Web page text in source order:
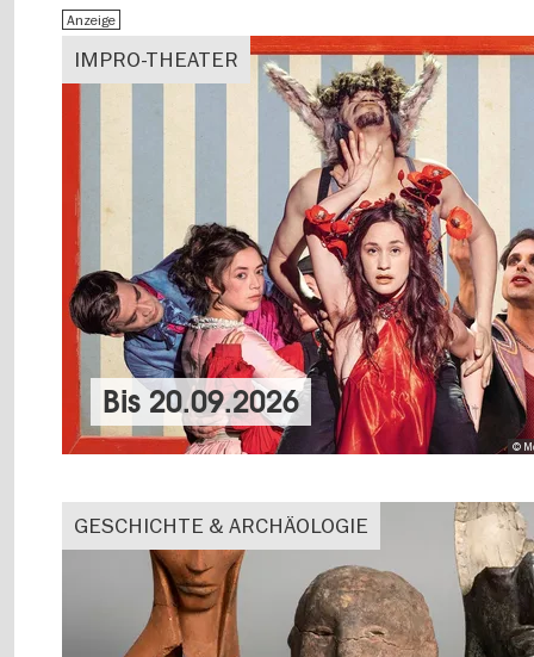
IMPRO-THEATER
Anzeige
©
Bis20.09.2026
GESCHICHTE & ARCHÄOLOGIE